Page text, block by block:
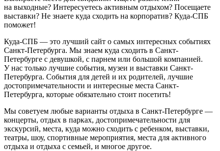
на выходные? Интересуетесь активным отдыхом? Посещаете
выставки? Не знаете куда сходить на корпоратив? Куда-СПБ
поможет!
Куда-СПБ — это лучший сайт о самых интересных событиях
Санкт-Петербурга. Мы знаем куда сходить в Санкт-
Петербурге с девушкой, с парнем или большой компанией.
У нас только лучшие события, музеи и выставки Санкт-
Петербурга. События для детей и их родителей, лучшие
достопримечательности и интересные места Санкт-
Петербурга, которые обязательно стоит посетить!
Мы советуем любые варианты отдыха в Санкт-Петербурге —
концерты, отдых в парках, достопримечательности для
экскурсий, места, куда можно сходить с ребенком, выставки,
театры, шоу, спортивные мероприятия, места для активного
отдыха и отдыха с семьей, и многое другое.